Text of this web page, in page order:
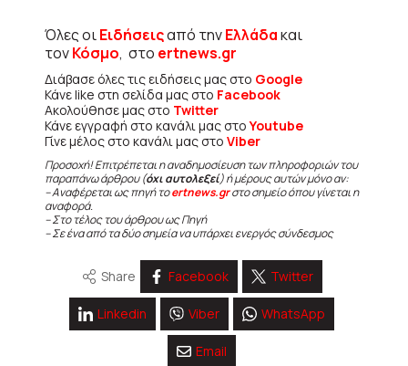
Όλες οιΕιδήσειςαπό τηνΕλλάδακαι
τονΚόσμο, στο ertnews.gr
Διάβασε όλες τις ειδήσεις μας στο Google
Κάνε like στη σελίδα μας στο Facebook
Ακολούθησε μας στο Twitter
Κάνε εγγραφή στο κανάλι μας στοYoutube
Γίνε μέλος στο κανάλι μας στο Viber
Προσοχή! Επιτρέπεται η αναδημοσίευση των πληροφοριών του
παραπάνω άρθρου (όχι αυτολεξεί) ή μέρους αυτών μόνο αν:
– Αναφέρεται ως πηγή τοertnews.grστο σημείο όπου γίνεται η
αναφορά.
– Στο τέλος του άρθρου ως Πηγή
– Σε ένα από τα δύο σημεία να υπάρχει ενεργός σύνδεσμος
Share Facebook Twitter
Linkedin Viber WhatsApp
Email